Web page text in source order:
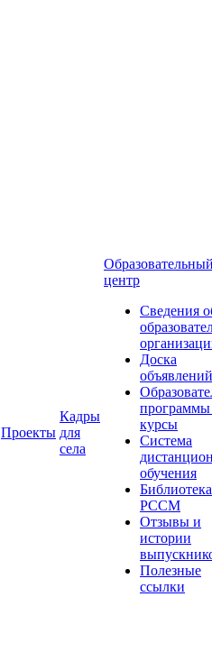
Проекты
Кадры
для
села
центр
Сведения
Доска
объявлений
курсы
Система
обучения
Библиотека
РССМ
Отзывы и
истории
Полезные
ссылки